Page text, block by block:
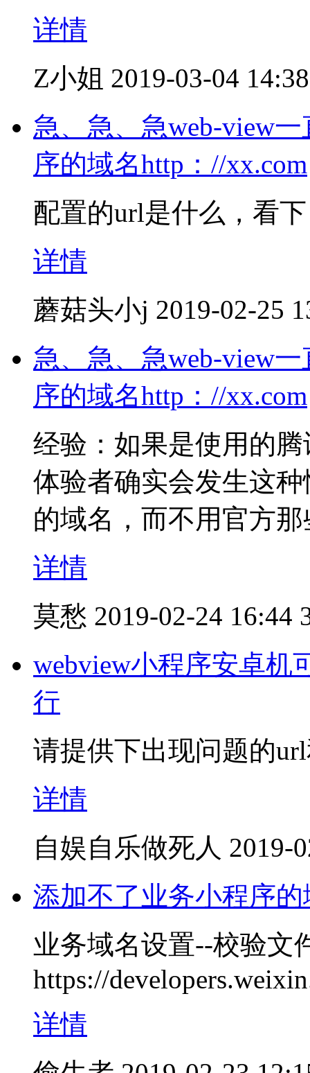
详情
Z小姐 2019-03-04 14:38
急、急、急web-view
序的域名http：//xx.com
配置的url是什么，看
详情
蘑菇头小j 2019-02-25
急、急、急web-view
序的域名http：//xx.com
经验：如果是使用的
体验者确实会发生这
的域名，而不用官方
详情
莫愁 2019-02-24 16:44
webview小程序安卓机
行
请提供下出现问题的
详情
自娱自乐做死人 2019-
添加不了业务小程序的
业务域名设置--校验文
https://
详情